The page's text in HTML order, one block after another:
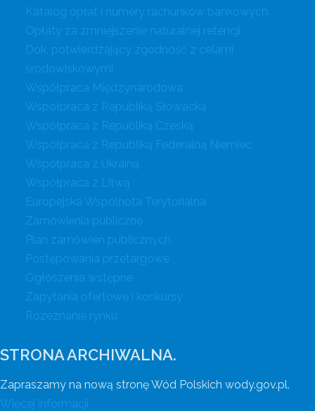
Katalog opłat i numery rachunków bankowych
Opłaty za zmniejszenie naturalnej retencji
Dok. potwierdzający zgodność z celami
środowiskowymi
Współpraca Międzynarodowa
Współpraca z Republiką Słowacką
Współpraca z Republiką Czeską
Współpraca z Republiką Federalną Niemiec
Współpraca z Ukrainą
Współpraca z Litwą
Europejska Wspólnota Terytorialna
Zamówienia publiczne
Plan zamówień publicznych
Postępowania przetargowe
Ogłoszenia wstępne
Zapytania ofertowe i konkursy
Rozeznanie rynku
STRONA ARCHIWALNA.
Zapraszamy na nową stronę Wód Polskich wody.gov.pl.
Więcej informacji